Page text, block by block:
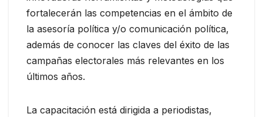
fortalecerán las competencias en el ámbito de
la asesoría política y/o comunicación política,
además de conocer las claves del éxito de las
campañas electorales más relevantes en los
últimos años.
La capacitación está dirigida a periodistas,